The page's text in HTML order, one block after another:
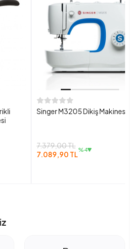
Singer M3205 Dikiş Makinesi
7.379,00 TL
7.089,90 TL %4